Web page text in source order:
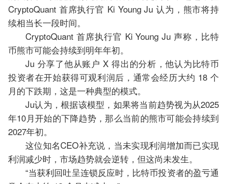
CryptoQuant 首席执行官 Ki Young Ju 认为，熊市将持
续相当长一段时间。
CryptoQuant 首席执行官 Ki Young Ju 声称，比特
币熊市可能会持续到明年年初。
Ju 分享了他从账户 X 得出的分析，他认为比特币
投资者在开始获得可观利润后，通常会经历大约 18 个
月的下跌期，这是一种典型的模式。
Ju认为，根据该模型，如果将当前趋势视为从2025
年10月开始的下降趋势，那么当前的熊市可能会持续到
2027年初。
这位知名CEO补充说，当未实现利润增加而已实现
利润减少时，市场趋势就会逆转，但这尚未发生。
“当获利回吐呈连锁反应时，比特币投资者的盈亏通